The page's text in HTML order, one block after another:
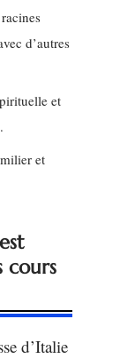
d’autres
et
et
cours
d’Italie